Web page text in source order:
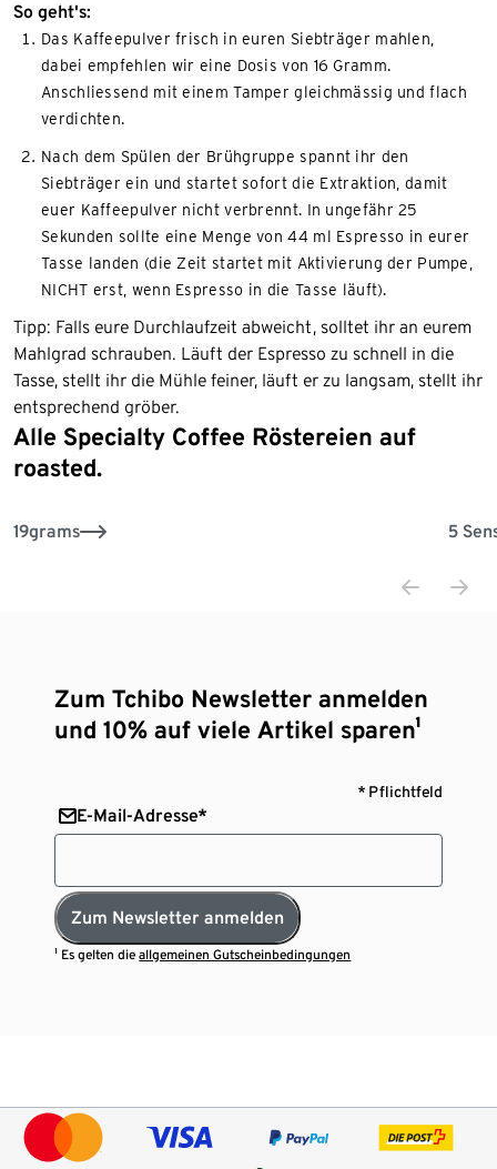
So geht's:
Das Kaffeepulver frisch in euren Siebträger mahlen,
dabei empfehlen wir eine Dosis von 16 Gramm.
Anschliessend mit einem Tamper gleichmässig und flach
verdichten.
Nach dem Spülen der Brühgruppe spannt ihr den
Siebträger ein und startet sofort die Extraktion, damit
euer Kaffeepulver nicht verbrennt. In ungefähr 25
Sekunden sollte eine Menge von 44 ml Espresso in eurer
Tasse landen (die Zeit startet mit Aktivierung der Pumpe,
NICHT erst, wenn Espresso in die Tasse läuft).
Tipp: Falls eure Durchlaufzeit abweicht, solltet ihr an eurem
Mahlgrad schrauben. Läuft der Espresso zu schnell in die
Tasse, stellt ihr die Mühle feiner, läuft er zu langsam, stellt ihr
entsprechend gröber.
Alle Specialty Coffee Röstereien auf
roasted.
19grams 5
Ende der Auflistung
Zum Tchibo Newsletter anmelden
und 10% auf viele Artikel sparen¹
* Pflichtfeld
E-Mail-Adresse*
Zum Newsletter anmelden
¹ Es gelten dieallgemeinen Gutscheinbedingungen